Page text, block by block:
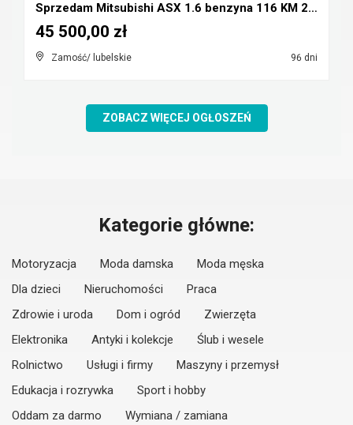
Sprzedam Mitsubishi ASX 1.6 benzyna 116 KM 2016r
Zamość/ lubelskie 96 dni
45 500,00 zł
ZOBACZ WIĘCEJ OGŁOSZEŃ
Kategorie główne:
Motoryzacja Moda damska
Moda męska
Dla dzieci
Nieruchomości
Praca
Zdrowie i uroda
Dom i ogród
Zwierzęta
Elektronika
Antyki i kolekcje
Ślub i wesele
Rolnictwo
Usługi i firmy
Maszyny i przemysł
Edukacja i rozrywka
Sport i hobby
Oddam za darmo
Wymiana / zamiana